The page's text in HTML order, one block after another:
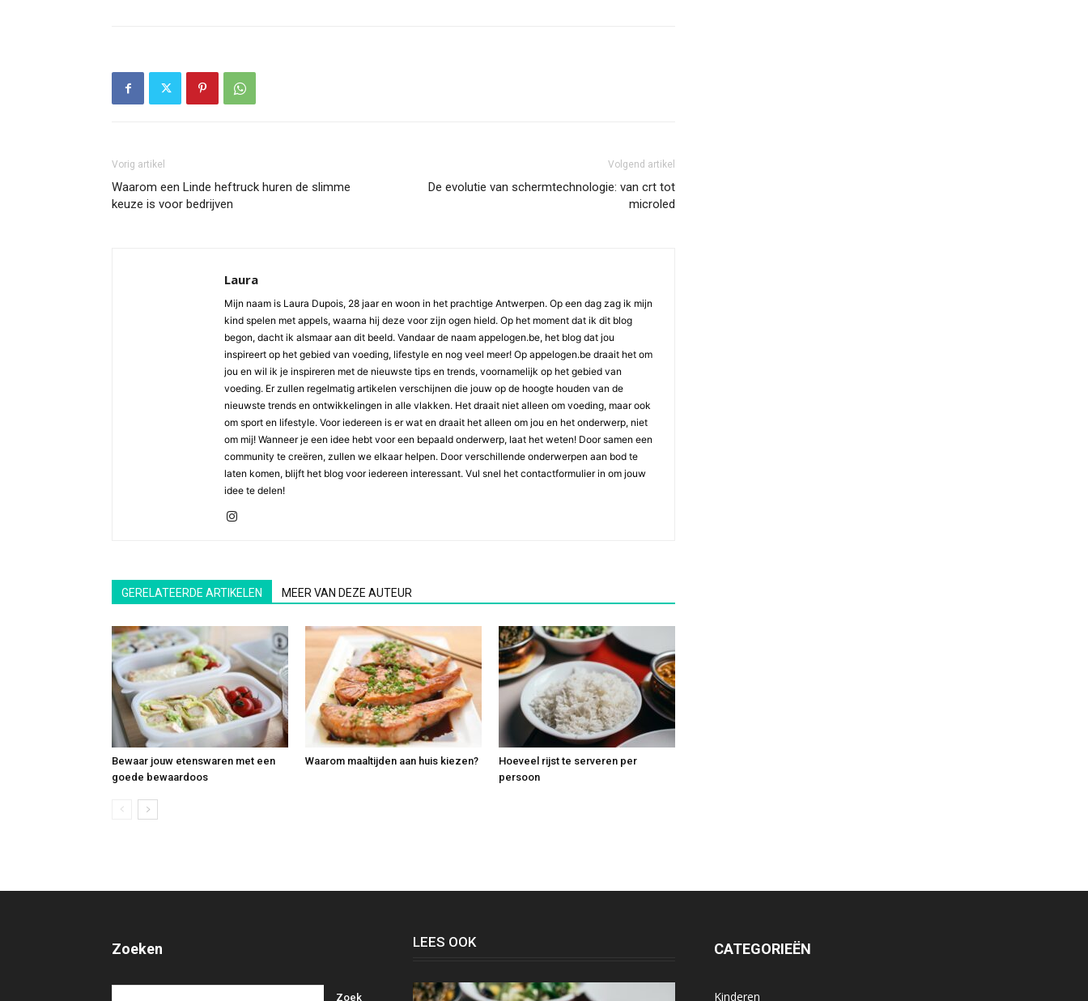
Vorig artikel
Waarom een Linde heftruck huren de slimme
keuze is voor bedrijven
Volgend artikel
De evolutie van schermtechnologie: van crt tot
microled
Laura
Mijn naam is Laura Dupois, 28 jaar en woon in het prachtige Antwerpen. Op een dag zag ik mijn
kind spelen met appels, waarna hij deze voor zijn ogen hield. Op het moment dat ik dit blog
begon, dacht ik alsmaar aan dit beeld. Vandaar de naam appelogen.be, het blog dat jou
inspireert op het gebied van voeding, lifestyle en nog veel meer! Op appelogen.be draait het om
jou en wil ik je inspireren met de nieuwste tips en trends, voornamelijk op het gebied van
voeding. Er zullen regelmatig artikelen verschijnen die jouw op de hoogte houden van de
nieuwste trends en ontwikkelingen in alle vlakken. Het draait niet alleen om voeding, maar ook
om sport en lifestyle. Voor iedereen is er wat en draait het alleen om jou en het onderwerp, niet
om mij! Wanneer je een idee hebt voor een bepaald onderwerp, laat het weten! Door samen een
community te creëren, zullen we elkaar helpen. Door verschillende onderwerpen aan bod te
laten komen, blijft het blog voor iedereen interessant. Vul snel het contactformulier in om jouw
idee te delen!
GERELATEERDE ARTIKELEN MEER VAN DEZE AUTEUR
Bewaar jouw etenswaren met een
goede bewaardoos
Waarom maaltijden aan huis kiezen?
Hoeveel rijst te serveren per
persoon
Zoeken LEES OOK CATEGORIEËN
Kinderen